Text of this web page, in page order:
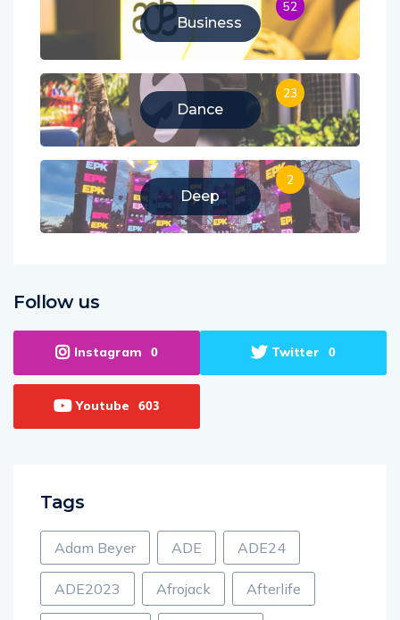
Business
52
Dance
23
Deep
2
Follow us
Instagram 0 Twitter 0
Youtube 603
Tags
Adam Beyer ADE ADE24
ADE2023 Afrojack Afterlife